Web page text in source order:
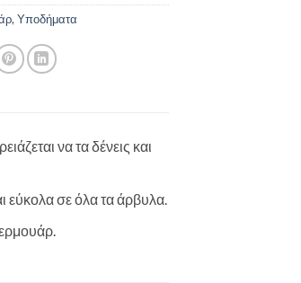
,Υποδήματα
να τα δένεις και
εύκολα σε όλα τα άρβυλα.